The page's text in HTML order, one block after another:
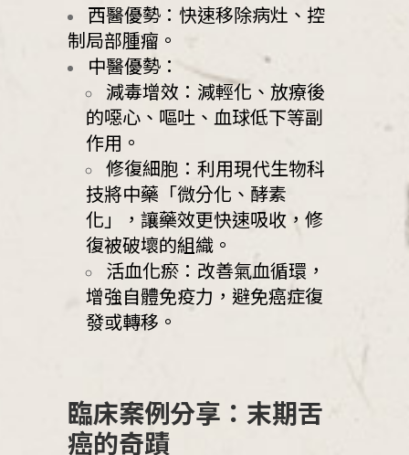
西醫優勢：快速移除病灶、控
制局部腫瘤。
中醫優勢：
減毒增效：減輕化、放療後
的噁心、嘔吐、血球低下等副
作用。
修復細胞：利用現代生物科
技將中藥「微分化、酵素
化」，讓藥效更快速吸收，修
復被破壞的組織。
活血化瘀：改善氣血循環，
增強自體免疫力，避免癌症復
發或轉移。
臨床案例分享：末期舌
癌的奇蹟